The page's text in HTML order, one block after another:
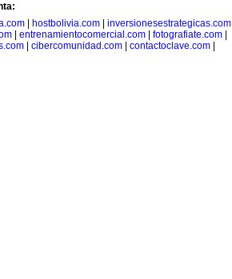
| hostbolivia.com| inversionesestrategicas.com|
| entrenamientocomercial.com| fotografiate.com|
cibercomunidad.com contactoclave.com